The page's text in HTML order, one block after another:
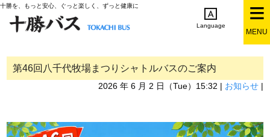
十勝を、もっと安心、ぐっと楽しく、ずっと健康に
Language
한국어
MENU
第46回八千代牧場まつりシャトルバスのご案内
2026 年 6 月 2 日（Tue）15:32 | お知らせ|